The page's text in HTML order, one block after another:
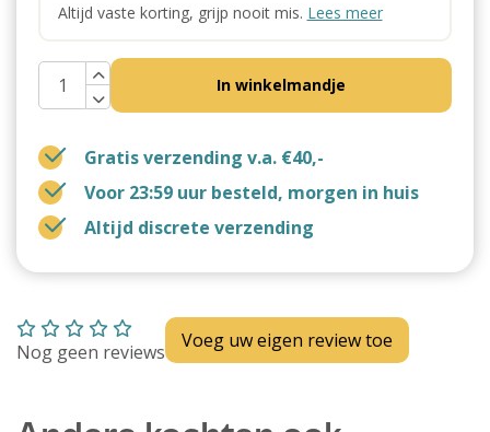
Altijd vaste korting, grijp nooit mis. Lees meer
In winkelmandje
Gratis verzending v.a. €40,-
Voor 23:59 uur besteld, morgen in huis
Altijd discrete verzending
Nog geen reviews Voeg uw eigen review toe